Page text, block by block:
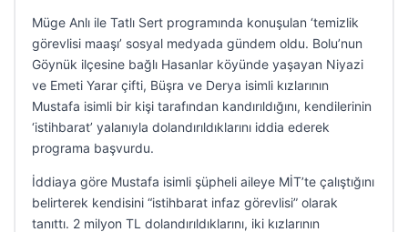
Müge Anlı ile Tatlı Sert programında konuşulan ‘temizlik
görevlisi maaşı’ sosyal medyada gündem oldu. Bolu’nun
Göynük ilçesine bağlı Hasanlar köyünde yaşayan Niyazi
ve Emeti Yarar çifti, Büşra ve Derya isimli kızlarının
Mustafa isimli bir kişi tarafından kandırıldığını, kendilerinin
‘istihbarat’ yalanıyla dolandırıldıklarını iddia ederek
programa başvurdu.
İddiaya göre Mustafa isimli şüpheli aileye MİT’te çalıştığını
belirterek kendisini “istihbarat infaz görevlisi” olarak
tanıttı. 2 milyon TL dolandırıldıklarını, iki kızlarının